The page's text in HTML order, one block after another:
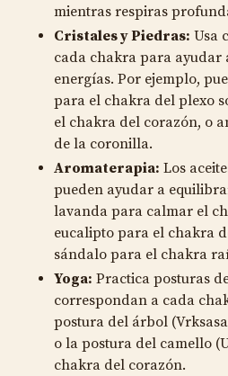
mientras respiras
Cristales y Piedras: Usa
cada chakra para ayudar
energías. Por ejemplo,
para el chakra del plexo
el chakra del corazón, o
de la coronilla.
Aromaterapia: Los
pueden ayudar a
lavanda para calmar el
eucalipto para el chakra
sándalo para el chakra
Yoga: Practica posturas
correspondan a cada
postura del árbol
o la postura del camello
chakra del corazón.